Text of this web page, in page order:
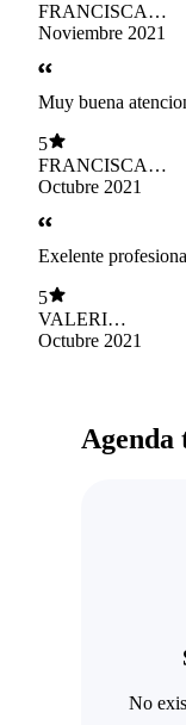
FRANCISCA
ELIZABETH
QUIÑONES
Noviembre 2021
Muy buena
5
FRANCISCA
ELIZABETH
QUIÑONES
Octubre 2021
Exelente
5
VALERI
ARACELI AZUA
Octubre 2021
Agenda
No